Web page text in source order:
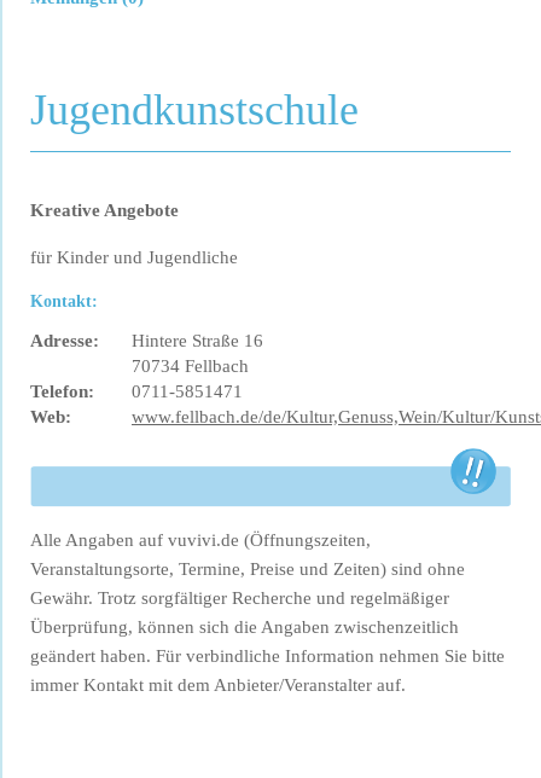
Jugendkunstschule
Kreative Angebote
für Kinder und Jugendliche
Kontakt:
Adresse:
Hintere Straße 16
70734 Fellbach
Telefon:
0711-5851471
Web:
www.fellbach.de/de/Kultur,Genuss,Wein/Kultur/
Alle Angaben auf vuvivi.de (Öffnungszeiten,
Veranstaltungsorte, Termine, Preise und Zeiten) sind ohne
Gewähr. Trotz sorgfältiger Recherche und regelmäßiger
Überprüfung, können sich die Angaben zwischenzeitlich
geändert haben. Für verbindliche Information nehmen Sie bitte
immer Kontakt mit dem Anbieter/Veranstalter auf.